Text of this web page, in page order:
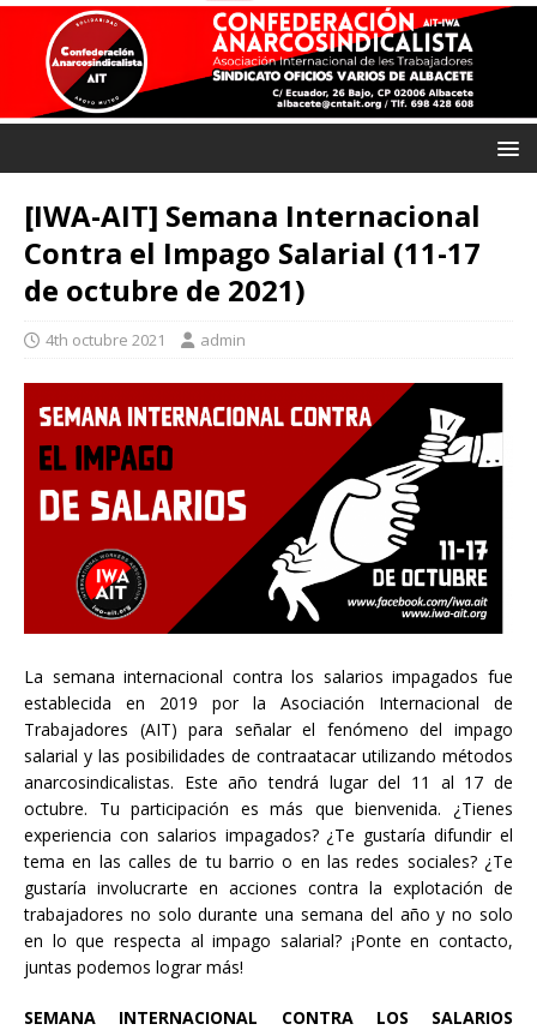
[IWA-AIT] Semana Internacional
Contra el Impago Salarial (11-17
de octubre de 2021)
4th octubre 2021 admin
La semana internacional contra los salarios impagados fue
establecida en 2019 por la Asociación Internacional de
Trabajadores (AIT) para señalar el fenómeno del impago
salarial y las posibilidades de contraatacar utilizando métodos
anarcosindicalistas. Este año tendrá lugar del 11 al 17 de
octubre. Tu participación es más que bienvenida. ¿Tienes
experiencia con salarios impagados? ¿Te gustaría difundir el
tema en las calles de tu barrio o en las redes sociales? ¿Te
gustaría involucrarte en acciones contra la explotación de
trabajadores no solo durante una semana del año y no solo
en lo que respecta al impago salarial? ¡Ponte en contacto,
juntas podemos lograr más!
SEMANA INTERNACIONAL CONTRA LOS SALARIOS